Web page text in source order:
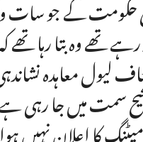
تھے وہ بتا رہا تھے
لیول معاہدہ
سمت میں جا رہی ہے
کا اعلان نہیں